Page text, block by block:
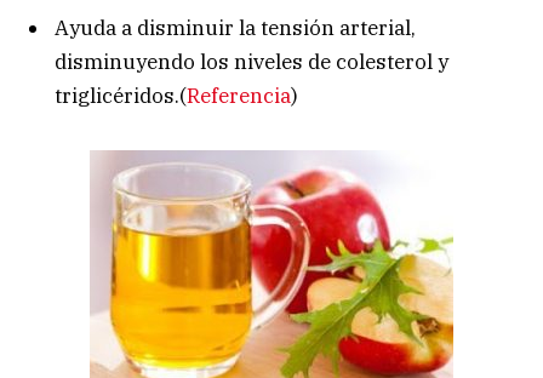
Ayuda a disminuir la tensión arterial,
disminuyendo los niveles de colesterol y
triglicéridos.(Referencia)